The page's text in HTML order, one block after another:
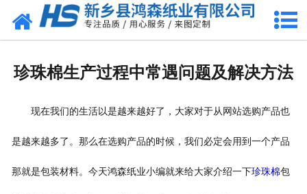
网站首页
珍珠棉生产过程中常遇问题及解决方法
现在我们的生活以是越来越好了，大家对于从网站选购产品也
是越来越多了。那么在选购产品的时候，我们必定会用到一个产品
那就是包装材料。今天鸿森纸业小编就来给大家介绍一下珍珠棉包